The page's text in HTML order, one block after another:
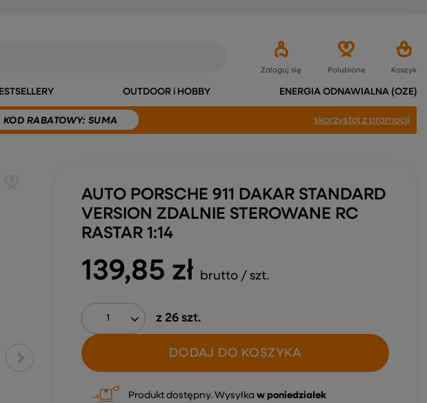
Zaloguj się Polubione Koszyk
OUTDOOR i HOBBY ENERGIA ODNAWIALNA (OZE)
KOD RABATOWY: SUMA skorzystaj z promocji
139,85 zł brutto / szt.
z 26szt.
DODAJ DO KOSZYKA
AUTO PORSCHE 911 DAKAR STANDARD
VERSION ZDALNIE STEROWANE RC
RASTAR 1:14
Produkt dostępny Wysyłkaw poniedziałek